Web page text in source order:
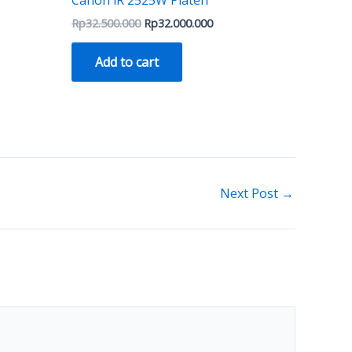
Rp32.500.000 Rp32.000.000
Add to cart
Next Post →